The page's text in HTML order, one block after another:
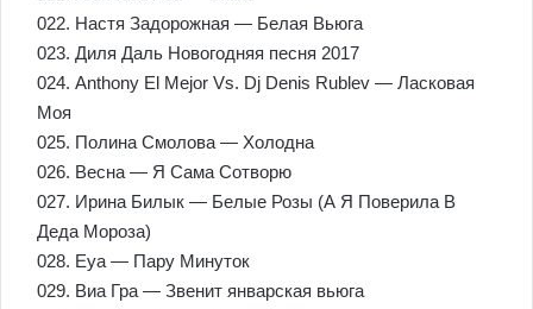
022. Настя Задорожная — Белая Вьюга
023. Диля Даль Новогодняя песня 2017
024. Anthony El Mejor Vs. Dj Denis Rublev — Ласковая
Моя
025. Полина Смолова — Холодна
026. Весна — Я Сама Сотворю
027. Ирина Билык — Белые Розы (А Я Поверила В
Деда Мороза)
028. Eya — Пару Минуток
029. Виа Гра — Звенит январская вьюга